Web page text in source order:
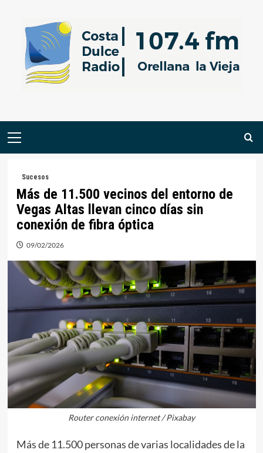
contenido
Menú
Sucesos
Más de 11.500 vecinos del entorno de
Vegas Altas llevan cinco días sin
conexión de fibra óptica
09/02/2026
Router conexión internet / Pixabay
Más de 11.500 personas de varias localidades de la